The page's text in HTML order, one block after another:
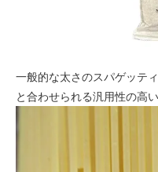
一般的な太さのスパゲッテ
と合わせられる汎用性の高